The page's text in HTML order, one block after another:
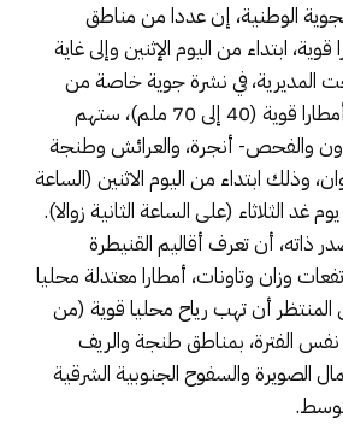
الوطنية، إن عددا من مناطق
ابتداء من اليوم الإثنين وإلى غاية
المديرية، في نشرة جوية خاصة من
المستوى البرتقالي، أن أمطارا قوية (40 إلى 70 ملم)، ستهم
والفحص- أنجرة، والعرائش وطنجة
وذلك ابتداء من اليوم الاثنين (الساعة
غد الثلاثاء (على الساعة الثانية زوالا).
ذاته، أن تعرف أقاليم القنيطرة
وزان وتاونات، أمطارا معتدلة محليا
أن تهب رياح محليا قوية (من
خلال نفس الفترة، بمناطق طنجة والريف
الصويرة والسفوح الجنوبية الشرقية